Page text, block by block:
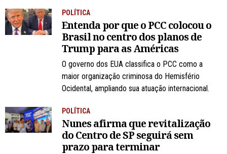
POLÍTICA
Entenda por que o PCC colocou o
Brasil no centro dos planos de
Trump para as Américas
O governo dos EUA classifica o PCC como a
maior organização criminosa do Hemisfério
Ocidental, ampliando sua atuação internacional.
POLÍTICA
Nunes afirma que revitalização
do Centro de SP seguirá sem
prazo para terminar